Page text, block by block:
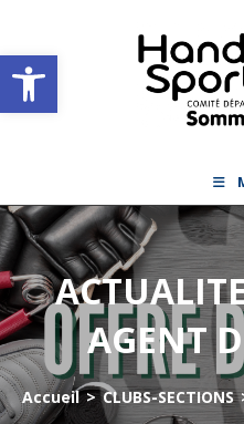
content
AGENT
Accueil > CLUBS-SECTIONS
Ouvrir la